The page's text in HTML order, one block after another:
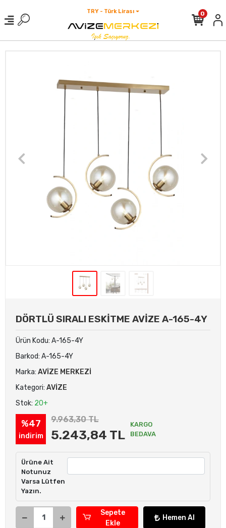
TRY - Türk Lirası 0
DÖRTLÜ SIRALI ESKİTME AVİZE A-165-4Y
Ürün Kodu: A-165-4Y
Barkod: A-165-4Y
Marka: AVİZE MERKEZİ
Kategori: AVİZE
Stok: 20+
%47
indirim
9.963,30 TL
5.243,84 TL
KARGO
BEDAVA
Ürüne Ait
Notunuz
Varsa Lütfen
Yazın.
Sepete
Ekle
Hemen Al